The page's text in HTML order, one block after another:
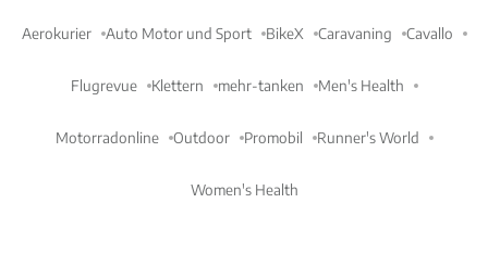
Aerokurier Auto Motor und Sport BikeX Caravaning Cavallo
Flugrevue Klettern mehr-tanken Men's Health
Motorradonline Outdoor Promobil Runner's World
Women's Health